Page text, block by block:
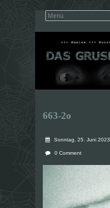
663-2o
Sonntag, 25. Juni 2023
0 Comment